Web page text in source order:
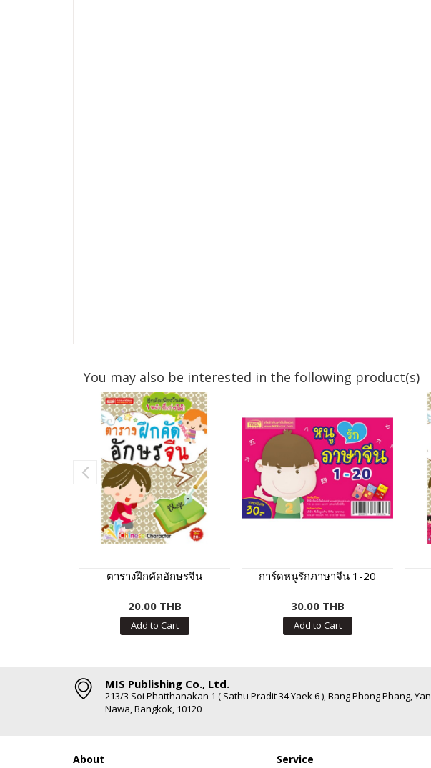
You may also be interested in the following product(s)
ตารางฝึกคัดอักษรจีน
20.00 THB
Add to Cart
การ์ดหนูรักภาษาจีน 1-20
30.00 THB
Add to Cart
MIS Publishing Co., Ltd.
213/3 Soi Phatthanakan 1 ( Sathu Pradit 34 Yaek 6 ), Bang Phong Phang, Yan
Nawa, Bangkok, 10120
About Service